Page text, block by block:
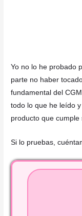
Yo no lo he probado
parte no haber
fundamental del
todo lo que he leído
producto que cumple
Si lo pruebas,